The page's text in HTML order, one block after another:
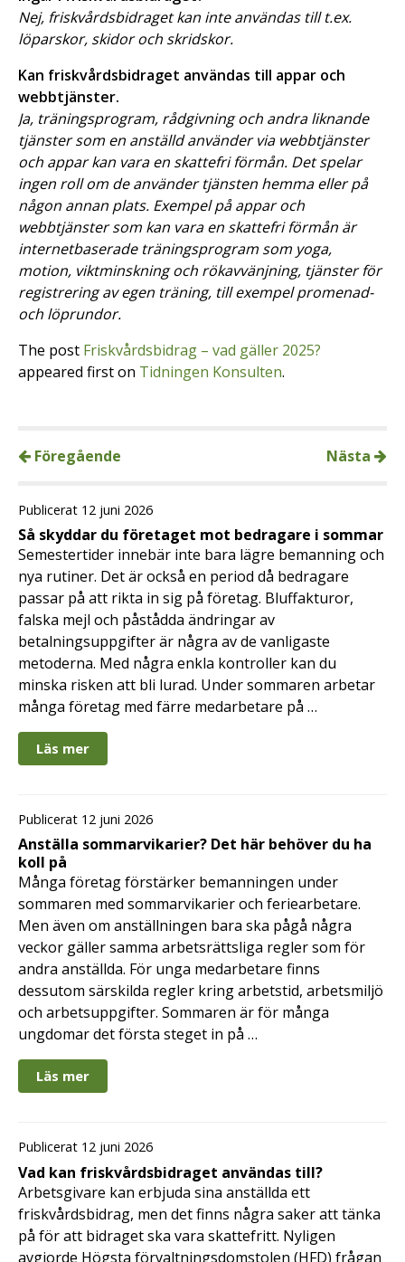
Nej, friskvårdsbidraget kan inte användas till t.ex.
löparskor, skidor och skridskor.
Kan friskvårdsbidraget användas till appar och
webbtjänster.
Ja, träningsprogram, rådgivning och andra liknande
tjänster som en anställd använder via webbtjänster
och appar kan vara en skattefri förmån. Det spelar
ingen roll om de använder tjänsten hemma eller på
någon annan plats. Exempel på appar och
webbtjänster som kan vara en skattefri förmån är
internetbaserade träningsprogram som yoga,
motion, viktminskning och rökavvänjning, tjänster för
registrering av egen träning, till exempel promenad-
och löprundor.
The post Friskvårdsbidrag – vad gäller 2025?
appeared first on Tidningen Konsulten.
Föregående Nästa
Publicerat 12 juni 2026
Så skyddar du företaget mot bedragare i sommar
Semestertider innebär inte bara lägre bemanning och
nya rutiner. Det är också en period då bedragare
passar på att rikta in sig på företag. Bluffakturor,
falska mejl och påstådda ändringar av
betalningsuppgifter är några av de vanligaste
metoderna. Med några enkla kontroller kan du
minska risken att bli lurad. Under sommaren arbetar
många företag med färre medarbetare på …
Läs mer
Publicerat 12 juni 2026
Anställa sommarvikarier? Det här behöver du ha
koll på
Många företag förstärker bemanningen under
sommaren med sommarvikarier och feriearbetare.
Men även om anställningen bara ska pågå några
veckor gäller samma arbetsrättsliga regler som för
andra anställda. För unga medarbetare finns
dessutom särskilda regler kring arbetstid, arbetsmiljö
och arbetsuppgifter. Sommaren är för många
ungdomar det första steget in på …
Läs mer
Publicerat 12 juni 2026
Vad kan friskvårdsbidraget användas till?
Arbetsgivare kan erbjuda sina anställda ett
friskvårdsbidrag, men det finns några saker att tänka
på för att bidraget ska vara skattefritt. Nyligen
avgjorde Högsta förvaltningsdomstolen (HFD) frågan